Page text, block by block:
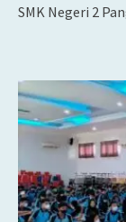
SMK Negeri 2